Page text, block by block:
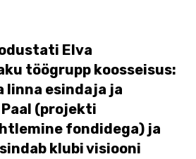
Elva
töögrupp koosseisus:
linna esindaja ja
(projekti
fondidega) ja
klubi visiooni